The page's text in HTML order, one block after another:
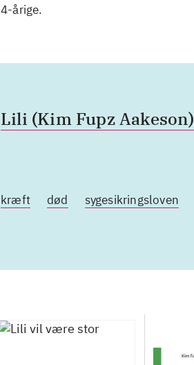
4-årige.
Lili (Kim Fupz Aakeson)
kræft død sygesikringsloven